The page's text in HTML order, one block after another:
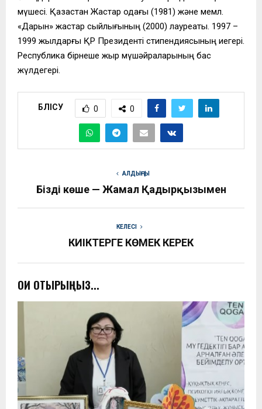
мүшесі. Қазақстан Жастар одағы (1981) және мемл.
«Дарын» жастар сыйлығының (2000) лауреаты. 1997 –
1999 жылдарғы ҚР Президенті стипендиясының иегері.
Республика бірнеше жыр мүшәйраларының бас
жүлдегері.
БӨЛІСУ 0 0
АЛДЫҢҒЫ
Біздің көше — Жамал Қадырқызымен
КЕЛЕСІ
КИІКТЕРГЕ КӨМЕК КЕРЕК
ОҚИ ОТЫРЫҢЫЗ...